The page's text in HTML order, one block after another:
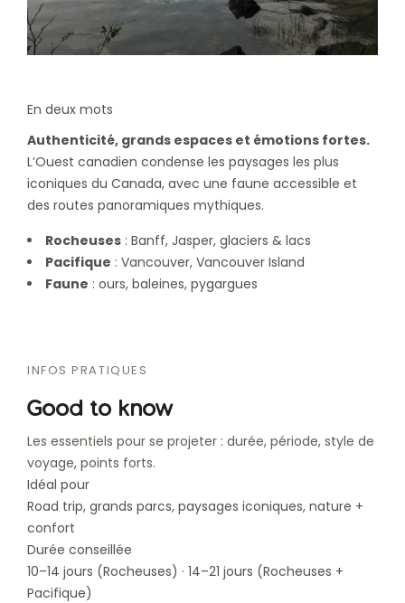
En deux mots
Authenticité, grands espaces et émotions fortes.
L’Ouest canadien condense les paysages les plus
iconiques du Canada, avec une faune accessible et
des routes panoramiques mythiques.
Rocheuses : Banff, Jasper, glaciers & lacs
Pacifique : Vancouver, Vancouver Island
Faune : ours, baleines, pygargues
INFOS PRATIQUES
Good to know
Les essentiels pour se projeter : durée, période, style de
voyage, points forts.
Idéal pour
Road trip, grands parcs, paysages iconiques, nature +
confort
Durée conseillée
10–14 jours (Rocheuses) · 14–21 jours (Rocheuses +
Pacifique)